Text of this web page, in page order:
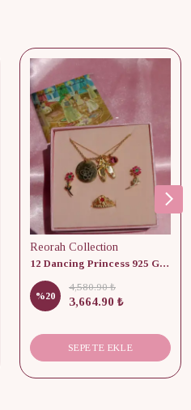
Reorah Collection
12 Dancing Princess 925 Gümüş/ Kolye, Küpe ve Yüzük Set
%20
4,580.90 ₺
3,664.90 ₺
SEPETE EKLE